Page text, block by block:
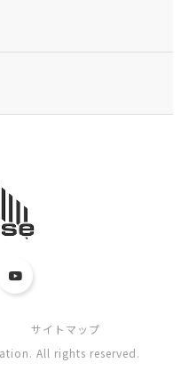
サイトマップ
All rights reserved.